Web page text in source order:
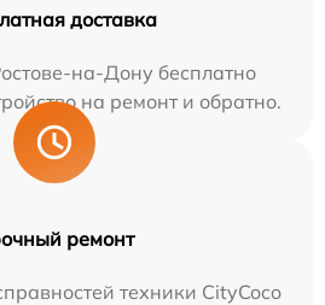
доставка
на-Дону бесплатно
на ремонт и обратно.
ремонт
техники CityCoco